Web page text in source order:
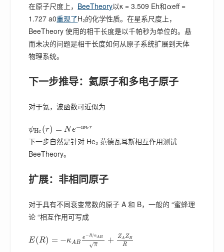
在原子尺度上， BeeTheory以κ = 3.509 Eh和αeff =
1.727 a0重现了H₂的化学性质。在星系尺度上，
BeeTheory 使用的相干长度是以千帕秒为单位的。悬
而未决的问题是相干长度如何从原子系统扩展到天体
物理系统。
下一步推导：氦原子和多电子原子
对于氦，波函数可近似为
ψHe (r) = Ne−αHer
下一步自然是针对 He₂ 范德瓦耳斯相互作用测试
BeeTheory。
扩展：非相同原子
对于具有不同衰变常数的原子 A 和 B，一般的 “蜜蜂理
论 “相互作用可写成
E(R) = −κAB
e −R/αAB
π
√ + ZAZB
R